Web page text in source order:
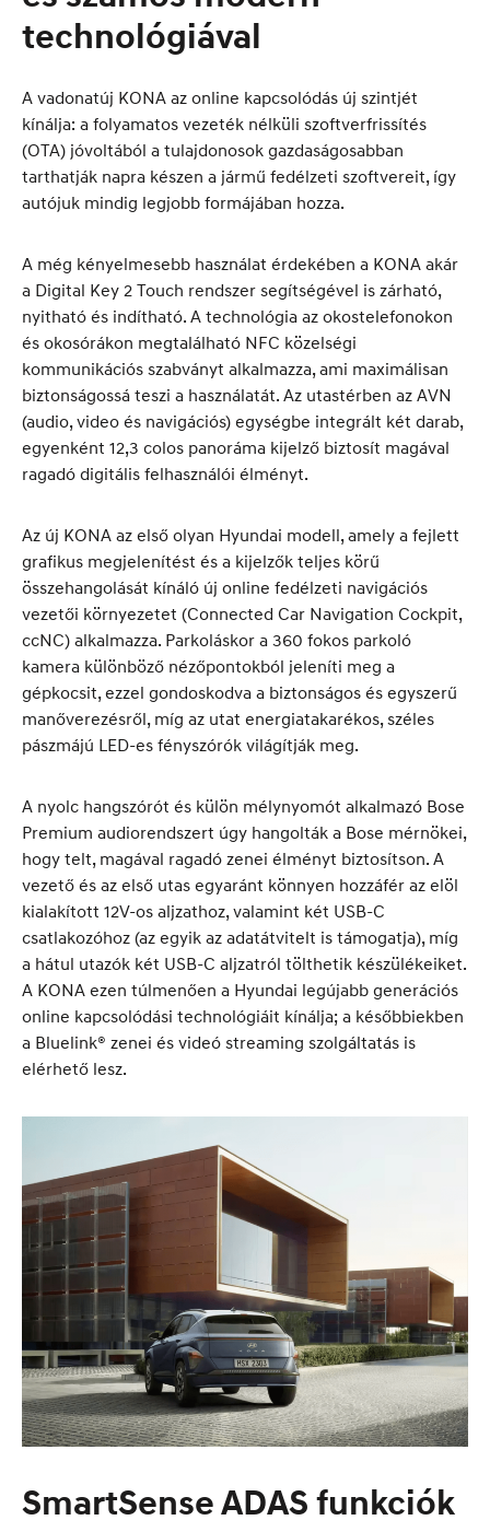
technológiával
A vadonatúj KONA az online kapcsolódás új szintjét
kínálja: a folyamatos vezeték nélküli szoftverfrissítés
(OTA) jóvoltából a tulajdonosok gazdaságosabban
tarthatják napra készen a jármű fedélzeti szoftvereit, így
autójuk mindig legjobb formájában hozza.
A még kényelmesebb használat érdekében a KONA akár
a Digital Key 2 Touch rendszer segítségével is zárható,
nyitható és indítható. A technológia az okostelefonokon
és okosórákon megtalálható NFC közelségi
kommunikációs szabványt alkalmazza, ami maximálisan
biztonságossá teszi a használatát. Az utastérben az AVN
(audio, video és navigációs) egységbe integrált két darab,
egyenként 12,3 colos panoráma kijelző biztosít magával
ragadó digitális felhasználói élményt.
Az új KONA az első olyan Hyundai modell, amely a fejlett
grafikus megjelenítést és a kijelzők teljes körű
összehangolását kínáló új online fedélzeti navigációs
vezetői környezetet (Connected Car Navigation Cockpit,
ccNC) alkalmazza. Parkoláskor a 360 fokos parkoló
kamera különböző nézőpontokból jeleníti meg a
gépkocsit, ezzel gondoskodva a biztonságos és egyszerű
manőverezésről, míg az utat energiatakarékos, széles
pászmájú LED-es fényszórók világítják meg.
A nyolc hangszórót és külön mélynyomót alkalmazó Bose
Premium audiorendszert úgy hangolták a Bose mérnökei,
hogy telt, magával ragadó zenei élményt biztosítson. A
vezető és az első utas egyaránt könnyen hozzáfér az elöl
kialakított 12V-os aljzathoz, valamint két USB-C
csatlakozóhoz (az egyik az adatátvitelt is támogatja), míg
a hátul utazók két USB-C aljzatról tölthetik készülékeiket.
A KONA ezen túlmenően a Hyundai legújabb generációs
online kapcsolódási technológiáit kínálja; a későbbiekben
a Bluelink® zenei és videó streaming szolgáltatás is
elérhető lesz.
SmartSense ADAS funkciók